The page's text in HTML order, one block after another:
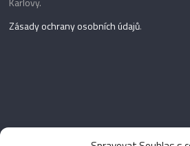
Zásady ochrany osobních údajů.